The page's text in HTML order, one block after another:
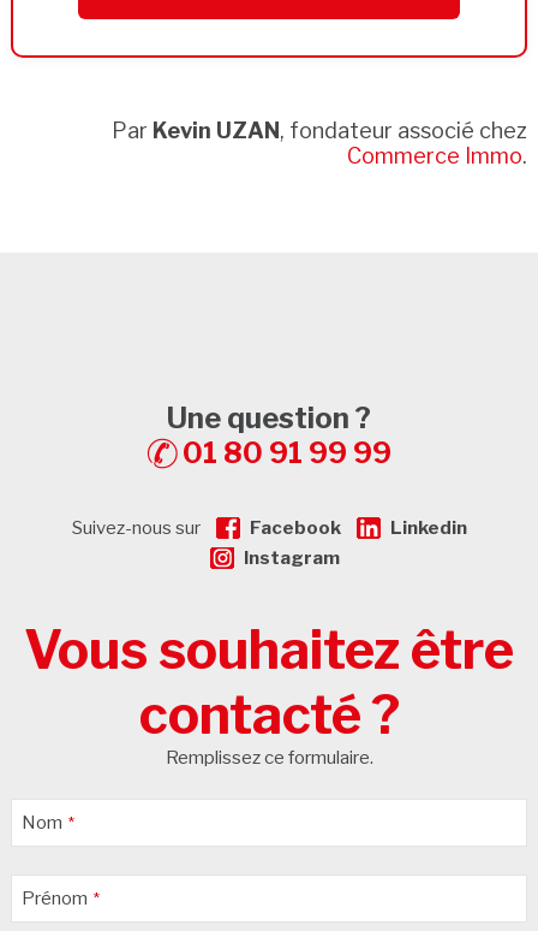
Par Kevin UZAN, fondateur associé chez
Commerce Immo.
Une question ?
01 80 91 99 99
Suivez-nous sur Facebook
Linkedin
Instagram
Vous souhaitez être
contacté ?
Remplissez ce formulaire.
Nom *
Prénom *